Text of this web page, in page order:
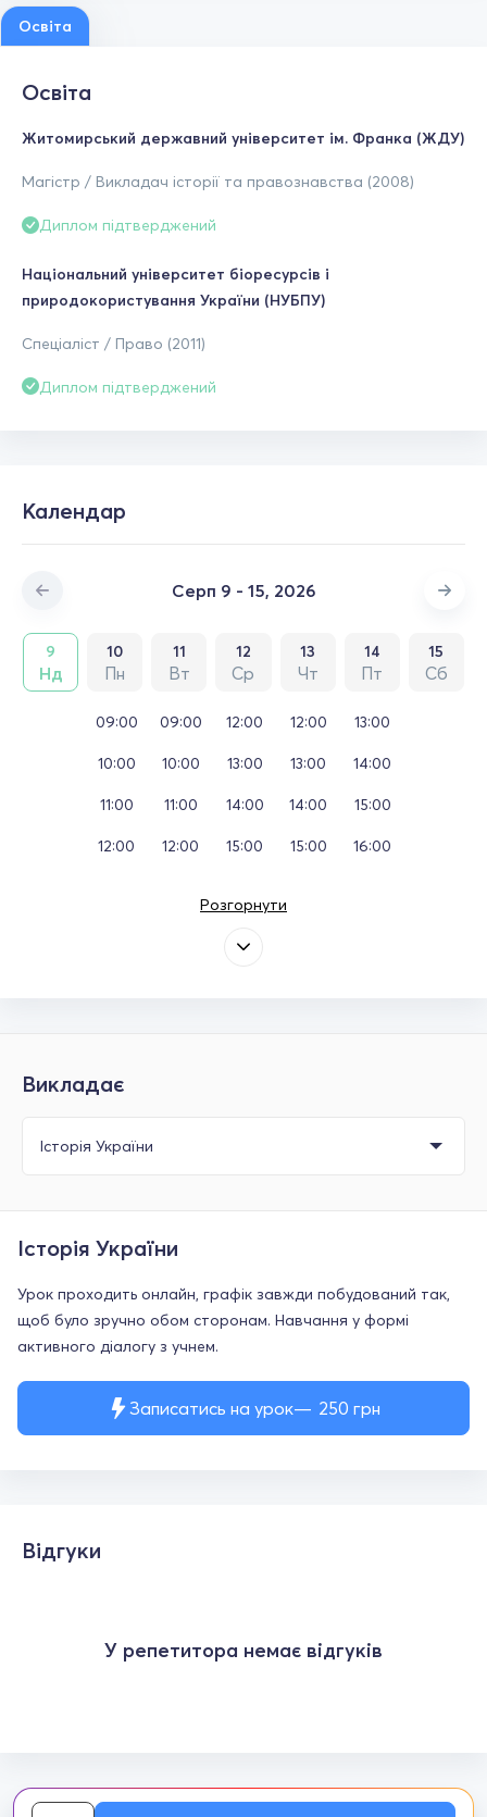
Освіта
Освіта
Житомирський державний університет ім. Франка (ЖДУ)
Магістр / Викладач історії та правознавства (2008)
Диплом підтверджений
Національний університет біоресурсів і
природокористування України (НУБПУ)
Спеціаліст / Право (2011)
Диплом підтверджений
Календар
Серп 9 - 15, 2026
9
Нд
10
Пн
11
Вт
12
Ср
13
Чт
14
Пт
15
Сб
09:00
10:00
11:00
12:00
09:00
10:00
11:00
12:00
12:00
13:00
14:00
15:00
12:00
13:00
14:00
15:00
13:00
14:00
15:00
16:00
Розгорнути
Викладає
Записатись на урок 250 грн
Історія України
Урок проходить онлайн, графік завжди побудований так,
щоб було зручно обом сторонам. Навчання у формі
активного діалогу з учнем.
Відгуки
У репетитора немає відгуків